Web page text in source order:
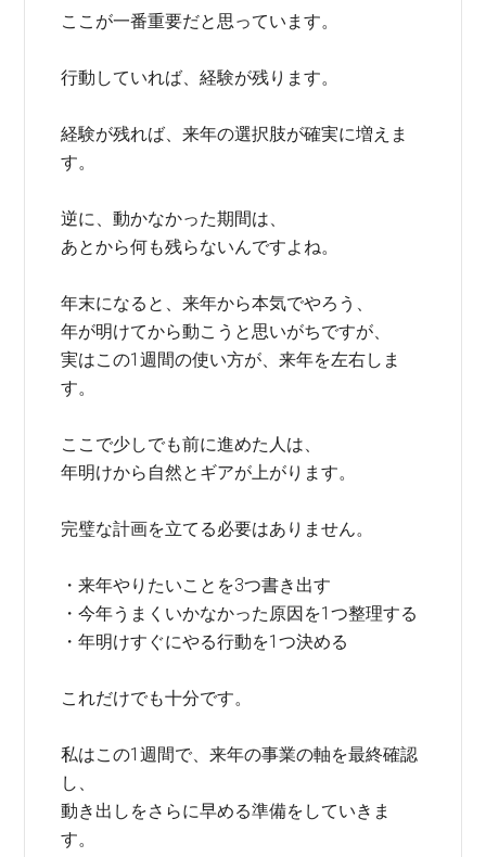
ここが一番重要だと思っています。
行動していれば、経験が残ります。
経験が残れば、来年の選択肢が確実に増えま
す。
逆に、動かなかった期間は、
あとから何も残らないんですよね。
年末になると、来年から本気でやろう、
年が明けてから動こうと思いがちですが、
実はこの1週間の使い方が、来年を左右しま
す。
ここで少しでも前に進めた人は、
年明けから自然とギアが上がります。
完璧な計画を立てる必要はありません。
・来年やりたいことを3つ書き出す
・今年うまくいかなかった原因を1つ整理する
・年明けすぐにやる行動を1つ決める
これだけでも十分です。
私はこの1週間で、来年の事業の軸を最終確認
し、
動き出しをさらに早める準備をしていきま
す。